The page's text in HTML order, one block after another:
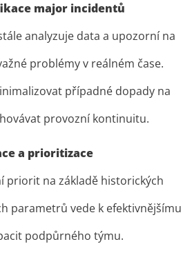
major incidentů
analyzuje data a upozorní na
problémy v reálném čase.
případné dopady na
provozní kontinuitu.
a prioritizace
priorit na základě historických
parametrů vede k efektivnějšímu
podpůrného týmu.